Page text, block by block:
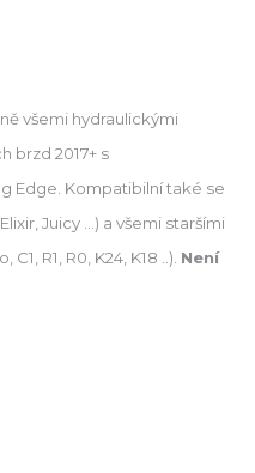
všemi hydraulickými
brzd 2017+ s
Edge. Kompatibilní také se
Juicy ...) a všemi staršími
R1, R0, K24, K18 ..). Není